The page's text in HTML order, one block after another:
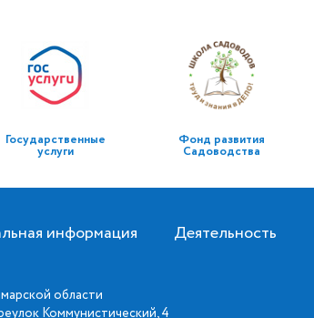
Государственные
услуги
Фонд развития
Садоводства
информация Деятельность
области
Коммунистический, 4